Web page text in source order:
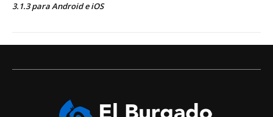
3.1.3 para Android e iOS